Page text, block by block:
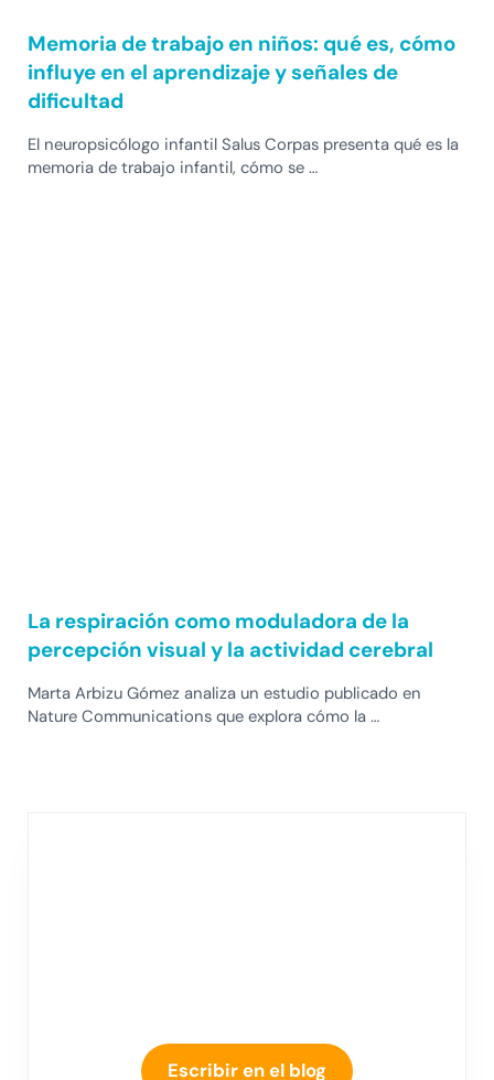
Memoria de trabajo en niños: qué es, cómo
influye en el aprendizaje y señales de
dificultad
El neuropsicólogo infantil Salus Corpas presenta qué es la
memoria de trabajo infantil, cómo se …
La respiración como moduladora de la
percepción visual y la actividad cerebral
Marta Arbizu Gómez analiza un estudio publicado en
Nature Communications que explora cómo la …
Escribir en el blog